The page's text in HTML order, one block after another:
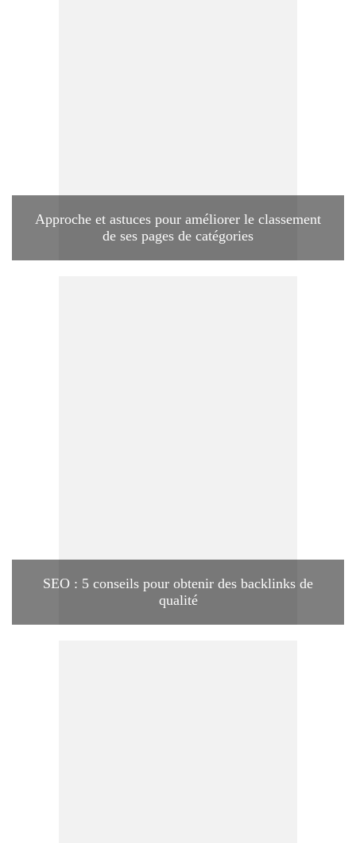
Approche et astuces pour améliorer le classement
de ses pages de catégories
SEO : 5 conseils pour obtenir des backlinks de
qualité